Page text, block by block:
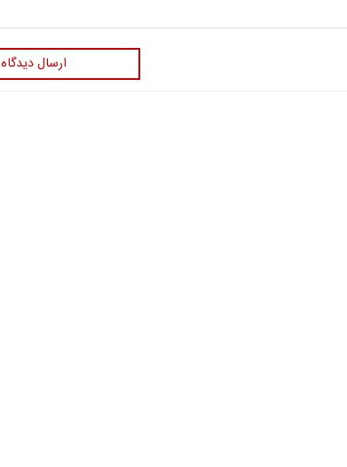
ارسال دیدگاه